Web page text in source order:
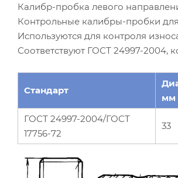
Калибр-пробка левого
Контрольные калибры-пробки
Используются для контроля
Соответствуют ГОСТ 24997-2004,
Стандарт
мм
ГОСТ 24997-2004/ГОСТ
17756-72
33